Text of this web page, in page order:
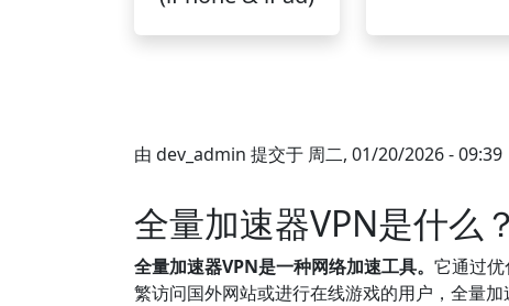
由 dev_admin 提交于 周二, 01/20/2026 - 09:39
全量加速器VPN是什么？
全量加速器VPN是一种网络加速工具。 它通过
繁访问国外网站或进行在线游戏的用户，全量加